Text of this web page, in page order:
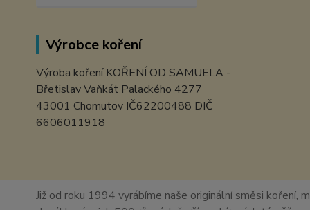
Výrobce koření
Výroba koření KOŘENÍ OD SAMUELA -
Břetislav Vaňkát Palackého 4277
43001 Chomutov IČ62200488 DIČ
6606011918
Již od roku 1994 vyrábíme naše originální směsi koření,